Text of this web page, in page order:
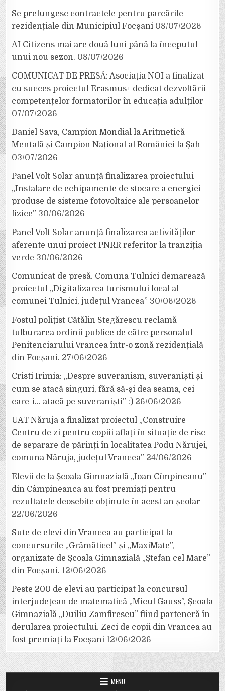
Se prelungesc contractele pentru parcările
rezidențiale din Municipiul Focșani 08/07/2026
AI Citizens mai are două luni până la începutul
unui nou sezon. 08/07/2026
COMUNICAT DE PRESĂ: Asociația NOI a finalizat
cu succes proiectul Erasmus+ dedicat dezvoltării
competențelor formatorilor în educația adulților
07/07/2026
Daniel Sava, Campion Mondial la Aritmetică
Mentală și Campion Național al României la Șah
03/07/2026
Panel Volt Solar anunță finalizarea proiectului
„Instalare de echipamente de stocare a energiei
produse de sisteme fotovoltaice ale persoanelor
fizice” 30/06/2026
Panel Volt Solar anunță finalizarea activităților
aferente unui proiect PNRR referitor la tranziția
verde 30/06/2026
Comunicat de presă. Comuna Tulnici demarează
proiectul „Digitalizarea turismului local al
comunei Tulnici, județul Vrancea” 30/06/2026
Fostul polițist Cătălin Stegărescu reclamă
tulburarea ordinii publice de către personalul
Penitenciarului Vrancea într-o zonă rezidențială
din Focșani. 27/06/2026
Cristi Irimia: „Despre suveranism, suveraniști și
cum se atacă singuri, fără să-și dea seama, cei
care-i… atacă pe suveraniști” :) 26/06/2026
UAT Năruja a finalizat proiectul „Construire
Centru de zi pentru copiii aflați în situație de risc
de separare de părinți în localitatea Podu Nărujei,
comuna Năruja, județul Vrancea” 24/06/2026
Elevii de la Școala Gimnazială „Ioan Cîmpineanu”
din Câmpineanca au fost premiați pentru
rezultatele deosebite obținute în acest an școlar
22/06/2026
Sute de elevi din Vrancea au participat la
concursurile „Grămăticel” și „MaxiMate”,
organizate de Școala Gimnazială „Ștefan cel Mare”
din Focșani. 12/06/2026
Peste 200 de elevi au participat la concursul
interjudețean de matematică „Micul Gauss”, Școala
Gimnazială „Duiliu Zamfirescu” fiind parteneră în
derularea proiectului. Zeci de copii din Vrancea au
fost premiați la Focșani 12/06/2026
MENU